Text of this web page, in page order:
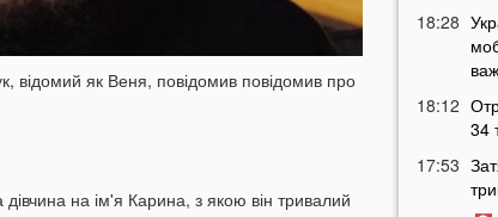
відомий як Веня, повідомив повідомив про
на ім'я Карина, з якою він тривалий
18:28
18:12
34
17:53